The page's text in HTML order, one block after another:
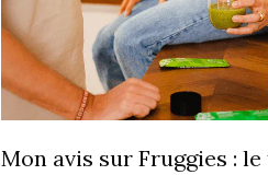
Mon avis sur Fruggies :